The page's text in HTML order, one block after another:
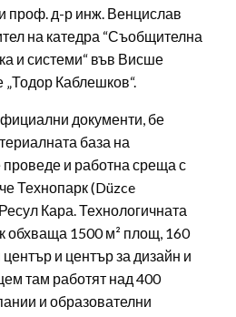
проф. д-р инж. Венцислав
на катедра “Съобщителна
и системи“ във Висше
Каблешков“.
документи, бе
база на
проведе и работна среща с
Технопарк (Düzce
Кара. Технологичната
обхваща 1500 м² площ, 160
и център за дизайн и
там работят над 400
и образователни